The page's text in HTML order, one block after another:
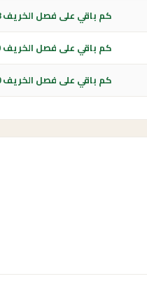
كم باقي على فصل الخريف 2028 ←
كم باقي على فصل الخريف 2029 ←
كم باقي على فصل الخريف 2030 ←